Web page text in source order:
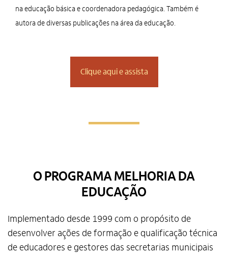
na educação básica e coordenadora pedagógica. Também é
autora de diversas publicações na área da educação.
Clique aqui e assista
O PROGRAMA MELHORIA DA
EDUCAÇÃO
Implementado desde 1999 com o propósito de
desenvolver ações de formação e qualificação técnica
de educadores e gestores das secretarias municipais